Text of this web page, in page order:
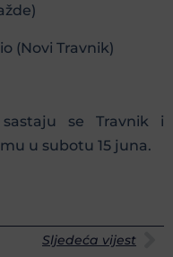
(Novi Travnik)
se Travnik i
u subotu 15 juna.
Sljedeća vijest